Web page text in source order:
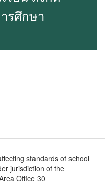
รศึกษา
standards of school
jurisdiction of the
Office 30